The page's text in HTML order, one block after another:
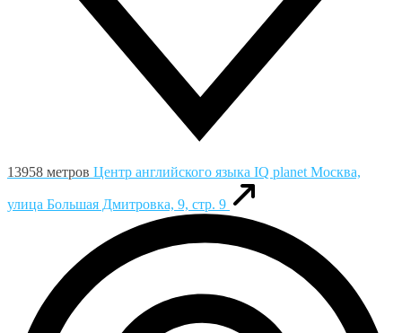
13958 метров Центр английского языка IQ planet Москва,
улица Большая Дмитровка, 9, стр. 9